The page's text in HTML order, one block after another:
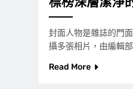
封面人物是雜誌的門
攝多張相片，由編輯
Read More